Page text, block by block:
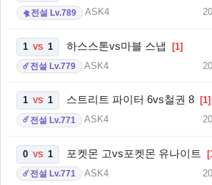
🛸전설 Lv.789 ASK4
1 VS 1 하스스톤vs마블 스냅 [1]
☄️전설 Lv.779 ASK4
1 VS 1 스트리트 파이터 6vs철권 8 [1]
☄️전설 Lv.771 ASK4
0 VS 1 포켓몬 고vs포켓몬 유나이트
☄️전설 Lv.771 ASK4